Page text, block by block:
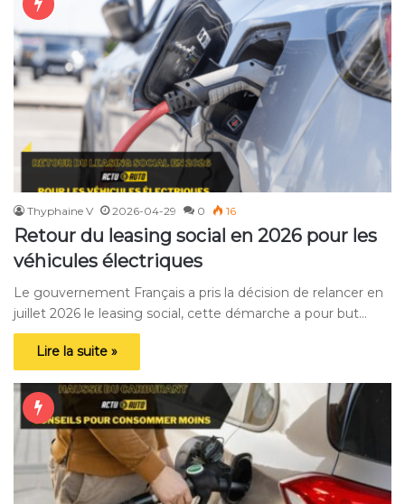
Thyphaine V 2026-04-29 0 16
Retour du leasing social en 2026 pour les
véhicules électriques
Le gouvernement Français a pris la décision de relancer en
juillet 2026 le leasing social, cette démarche a pour but…
Lire la suite »